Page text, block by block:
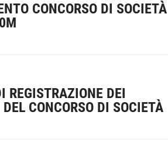
CONCORSO DI SOCIETÀ
REGISTRAZIONE DEI
CONCORSO DI SOCIETÀ